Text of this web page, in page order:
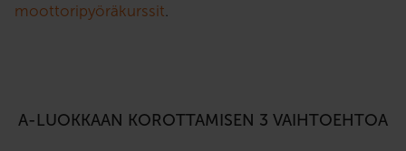
moottoripyöräkurssit
A-LUOKKAAN KOROTTAMISEN 3 VAIHTOEHTOA